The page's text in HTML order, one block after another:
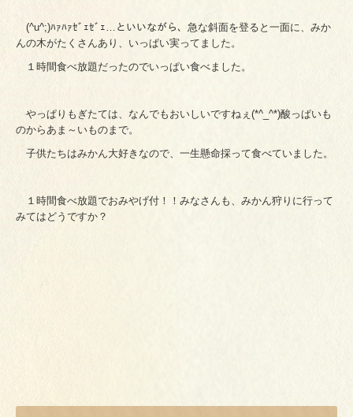
(^u^;)ﾊｧﾊｧｾﾞｪｾﾞｪ…といいながら、急な斜面を登ると一面に、みか
んの木がたくさんあり、いっぱい実ってました。
１時間食べ放題だったのでいっぱい食べました。
やっぱりもぎたては、なんでもおいしいですねぇ(*^_^*)酸っぱいも
のからあま～いものまで。
子供たちはみかん大好きなので、一生懸命採って食べていました。
１時間食べ放題でおみやげ付！！みなさんも、みかん狩りに行って
みてはどうですか？